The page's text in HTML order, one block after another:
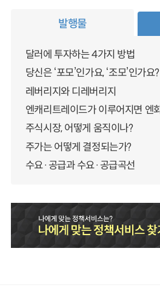
발행물
달러에 투자하는 4가지 방법
당신은 ‘포모’인가요, ‘조모’인가요?
레버리지와 디레버리지
주식시장, 어떻게 움직이나?
주가는 어떻게 결정되는가?
수요·공급과 수요·공급곡선